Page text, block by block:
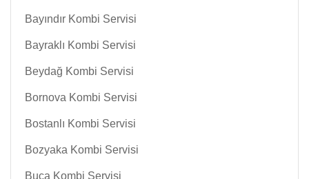
Bayındır Kombi Servisi
Bayraklı Kombi Servisi
Beydağ Kombi Servisi
Bornova Kombi Servisi
Bostanlı Kombi Servisi
Bozyaka Kombi Servisi
Buca Kombi Servisi